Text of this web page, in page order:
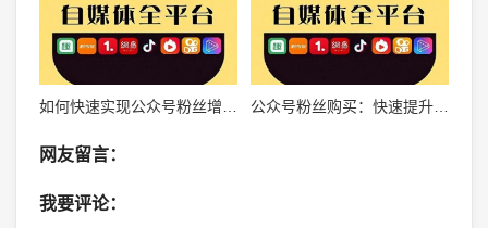
如何快速实现公众号粉丝增长的实战秘诀 公众号粉丝购买：快速提升粉丝量的秘密武器
网友留言：
我要评论：